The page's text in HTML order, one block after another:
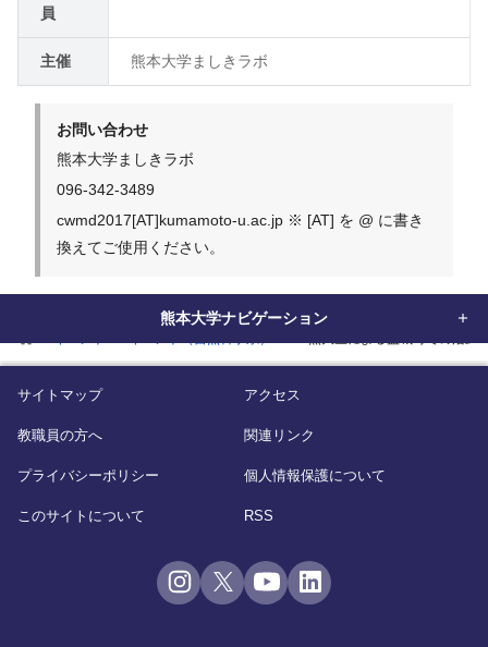
員
主催 熊本大学ましきラボ
お問い合わせ
熊本大学ましきラボ
096-342-3489
cwmd2017[AT]kumamoto-u.ac.jp ※ [AT] を @ に書き
換えてご使用ください。
熊本大学ナビゲーション
サイトマップ アクセス
教職員の方へ 関連リンク
プライバシーポリシー 個人情報保護について
このサイトについて RSS